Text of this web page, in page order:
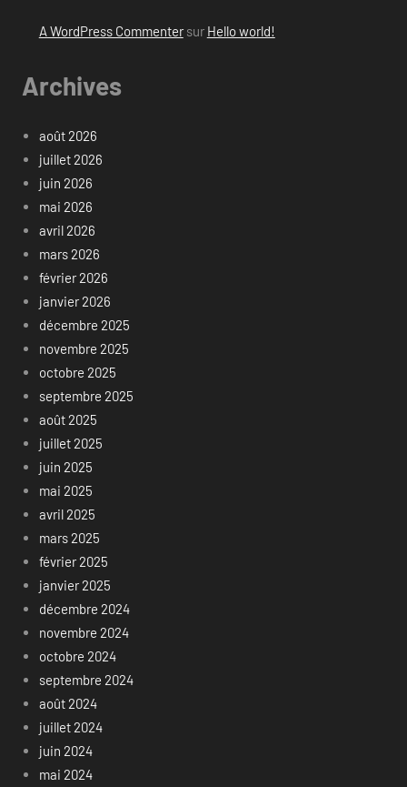
A WordPress Commentersur Hello world!
Archives
août 2026
juillet 2026
juin 2026
mai 2026
avril 2026
mars 2026
février 2026
janvier 2026
décembre 2025
novembre 2025
octobre 2025
septembre 2025
août 2025
juillet 2025
juin 2025
mai 2025
avril 2025
mars 2025
février 2025
janvier 2025
décembre 2024
novembre 2024
octobre 2024
septembre 2024
août 2024
juillet 2024
juin 2024
mai 2024